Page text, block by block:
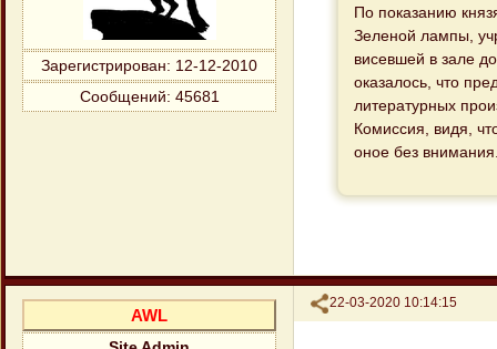
Зарегистрирован: 12-12-2010
Сообщений: 45681
По показанию
Зеленой лампы,
висевшей в зале
оказалось, что
литературных
Комиссия, видя,
оное без
Поделиться
22-03-2020 10:14:15
AWL